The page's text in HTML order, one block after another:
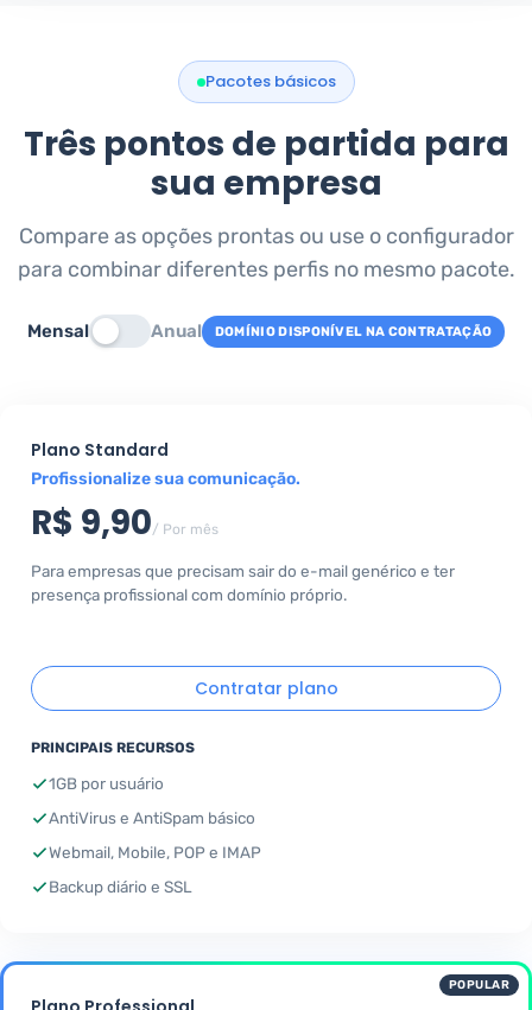
Pacotes básicos
Três pontos de partida para
sua empresa
Compare as opções prontas ou use o configurador
para combinar diferentes perfis no mesmo pacote.
Mensal Anual DOMÍNIO DISPONÍVEL NA CONTRATAÇÃO
Plano Standard
Profissionalize sua comunicação.
R$ 9,90/ Por mês
Para empresas que precisam sair do e-mail genérico e ter
presença profissional com domínio próprio.
Contratar plano
PRINCIPAIS RECURSOS
1GB por usuário
AntiVirus e AntiSpam básico
Webmail, Mobile, POP e IMAP
Backup diário e SSL
POPULAR